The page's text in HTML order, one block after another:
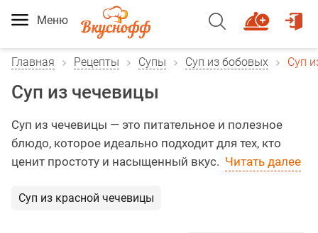
Меню
Главная Рецепты Супы Суп из бобовых Суп
Суп из чечевицы
Суп из чечевицы — это питательное и полезное
блюдо, которое идеально подходит для тех, кто
ценит простоту и насыщенный вкус. Читать далее
Суп из красной чечевицы